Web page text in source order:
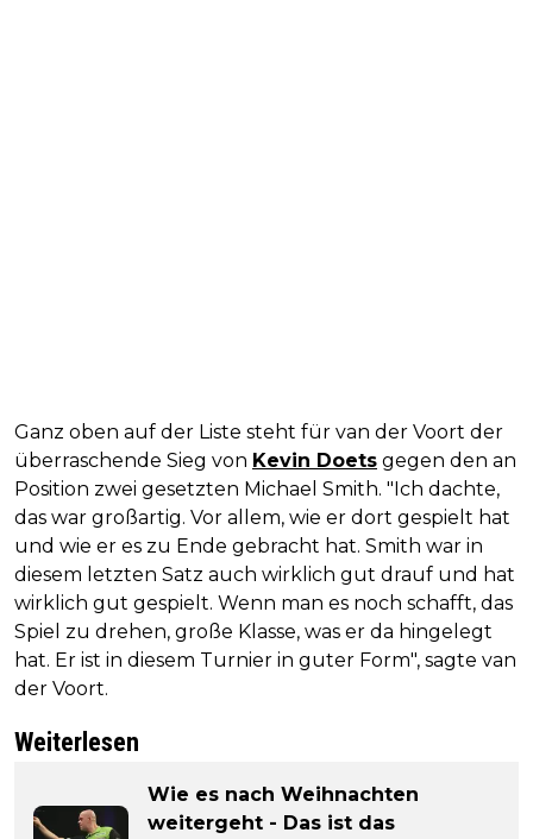
Ganz oben auf der Liste steht für van der Voort der
überraschende Sieg von Kevin Doets gegen den an
Position zwei gesetzten Michael Smith. "Ich dachte,
das war großartig. Vor allem, wie er dort gespielt hat
und wie er es zu Ende gebracht hat. Smith war in
diesem letzten Satz auch wirklich gut drauf und hat
wirklich gut gespielt. Wenn man es noch schafft, das
Spiel zu drehen, große Klasse, was er da hingelegt
hat. Er ist in diesem Turnier in guter Form", sagte van
der Voort.
Weiterlesen
Wie es nach Weihnachten
weitergeht - Das ist das